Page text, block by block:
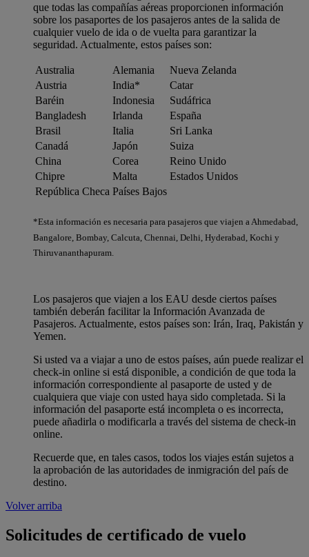
que todas las compañías aéreas proporcionen información
sobre los pasaportes de los pasajeros antes de la salida de
cualquier vuelo de ida o de vuelta para garantizar la
seguridad. Actualmente, estos países son:
Australia Alemania
Nueva Zelanda
Austria
India*
Catar
Baréin
Indonesia
Sudáfrica
Bangladesh
Irlanda
España
Brasil
Italia
Sri Lanka
Canadá
Japón
Suiza
China
Corea
Reino Unido
Chipre
Malta
Estados Unidos
República Checa Países Bajos
*Esta información es necesaria para pasajeros que viajen a Ahmedabad,
Bangalore, Bombay, Calcuta, Chennai, Delhi, Hyderabad, Kochi y
Thiruvananthapuram.
Los pasajeros que viajen a los EAU desde ciertos países
también deberán facilitar la Información Avanzada de
Pasajeros. Actualmente, estos países son: Irán, Iraq, Pakistán y
Yemen.
Si usted va a viajar a uno de estos países, aún puede realizar el
check-in online si está disponible, a condición de que toda la
información correspondiente al pasaporte de usted y de
cualquiera que viaje con usted haya sido completada. Si la
información del pasaporte está incompleta o es incorrecta,
puede añadirla o modificarla a través del sistema de check-in
online.
Recuerde que, en tales casos, todos los viajes están sujetos a
la aprobación de las autoridades de inmigración del país de
destino.
Volver arriba
Solicitudes de certificado de vuelo